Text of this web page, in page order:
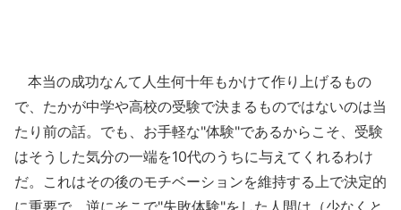
本当の成功なんて人生何十年もかけて作り上げるもの
で、たかが中学や高校の受験で決まるものではないのは当
たり前の話。でも、お手軽な"体験"であるからこそ、受験
はそうした気分の一端を10代のうちに与えてくれるわけ
だ。これはその後のモチベーションを維持する上で決定的
に重要で、逆にそこで"失敗体験"をした人間は（少なくと